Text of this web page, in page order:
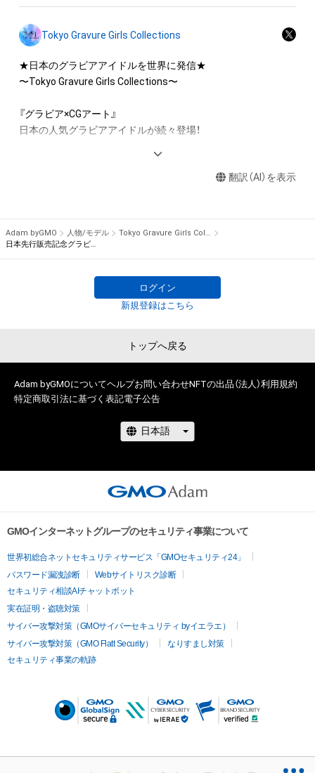
・本アイテムに関する創作物の利用については、公序良俗や法令
に反する利用またはその恐れのある利用など、作成者が不適切
であると判断した場合、利用をお断りさせていただきます。
・本アイテムの購入、売却および利用に関して、購入者、売却者、
原因で発生したものであっても、本アイテムの作成者または第
三者のライセンス保有者は、何らの法的責任も負わないものと
Tokyo Gravure Girls Collections
★日本のグラビアアイドルを世界に発信★
〜Tokyo Gravure Girls Collections〜
『グラビア×CGアート』
日本の人気グラビアアイドルが続々登場！
翻訳（AI）を表示
Adam byGMO 人物/モデル
Tokyo Gravure Girls Collections
日本先行販売記念グラビアCGアート
ログイン
新規登録はこちら
トップへ戻る
Adam byGMOについてヘルプお問い合わせNFTの出品（法人）利用規約
特定商取引法に基づく表記電子公告
GMOインターネットグループのセキュリティ事業について
世界初総合ネットセキュリティサービス「GMOセキュリティ24」
パスワード漏洩診断
Webサイトリスク診断
セキュリティ相談AIチャットボット
実在証明・盗聴対策
サイバー攻撃対策（GMOサイバーセキュリティ byイエラエ）
サイバー攻撃対策（GMO Flatt Security）
なりすまし対策
セキュリティ事業の軌跡